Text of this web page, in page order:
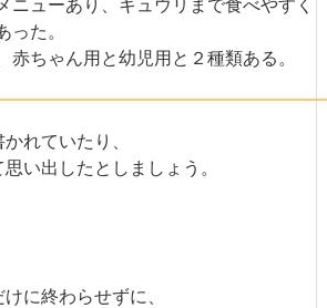
ニューあり、キュウリまで食べやすく
った。
赤ちゃん用と幼児用と２種類ある。
れていたり、
い出したとしましょう。
に終わらせずに、